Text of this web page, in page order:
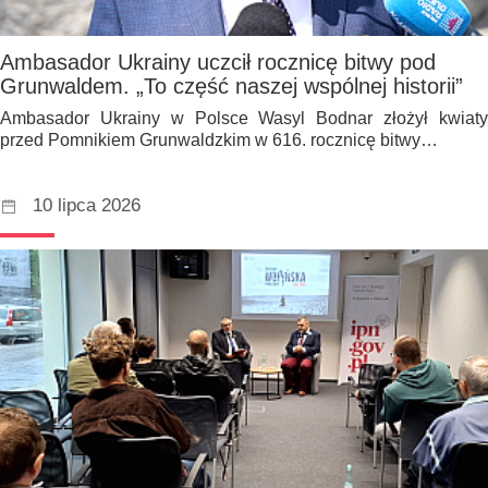
Ambasador Ukrainy uczcił rocznicę bitwy pod
Grunwaldem. „To część naszej wspólnej historii”
Ambasador Ukrainy w Polsce Wasyl Bodnar złożył kwiaty
przed Pomnikiem Grunwaldzkim w 616. rocznicę bitwy…
10 lipca 2026